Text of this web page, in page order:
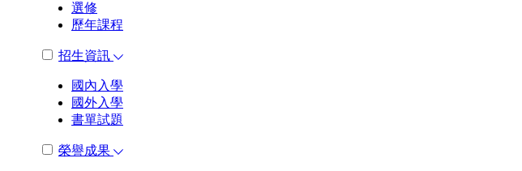
選修
歷年課程
招生資訊
國內入學
國外入學
書單試題
榮譽成果